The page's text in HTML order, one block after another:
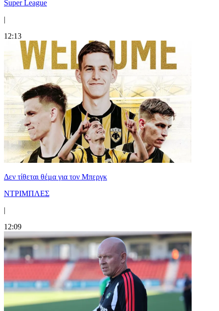
Super League
|
12:13
Δεν τίθεται θέμα για τον Μπεργκ
ΝΤΡΙΜΠΛΕΣ
|
12:09